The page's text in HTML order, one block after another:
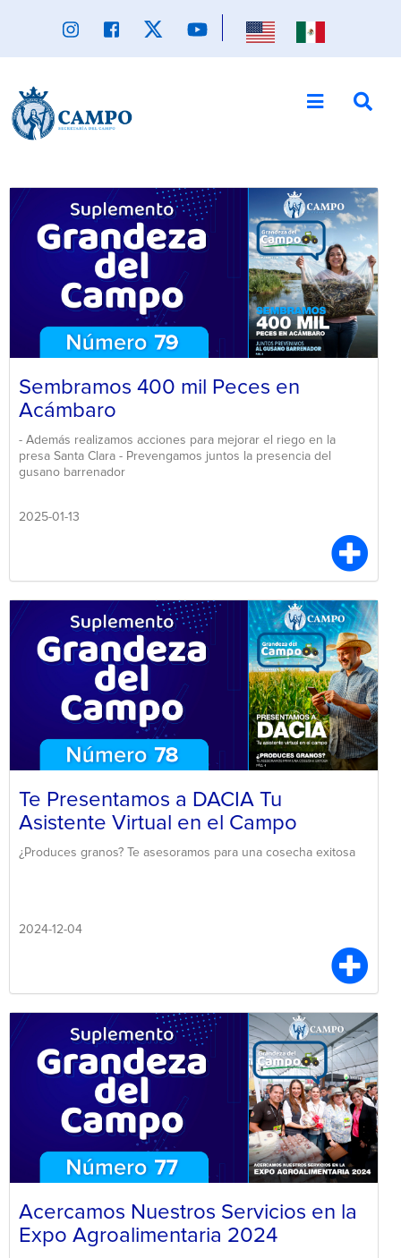
Sembramos 400 mil Peces en
Acámbaro
- Además realizamos acciones para mejorar el riego en la
presa Santa Clara - Prevengamos juntos la presencia del
gusano barrenador
2025-01-13
Te Presentamos a DACIA Tu
Asistente Virtual en el Campo
¿Produces granos? Te asesoramos para una cosecha exitosa
2024-12-04
Acercamos Nuestros Servicios en la
Expo Agroalimentaria 2024